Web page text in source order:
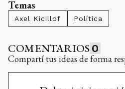
Temas
Axel Kicillof Política
COMENTARIOS 0
Compartí tus ideas de forma